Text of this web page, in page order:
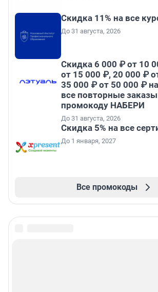
Скидка 11% на все
До 31 августа, 2026
Скидка 6 000 ₽ от 10
от 15 000 ₽, 20 000 ₽
35 000 ₽ от 50 000 ₽
все повторные
промокоду НАБЕРИ
До 31 августа, 2026
Скидка 5% на все
До 1 января, 2027
Все промокоды